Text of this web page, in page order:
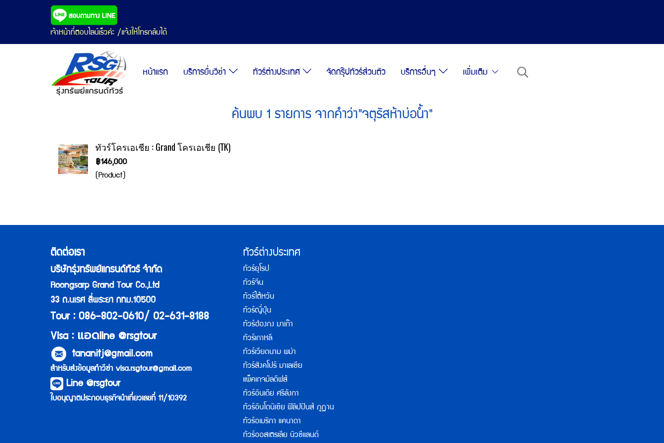
เจ้าหน้าที่ตอบไลน์เร็วค่ะ /แจ้งให้โทรกลับได้
หน้าแรก บริการยื่นวีซ่า ทัวร์ต่างประเทศ จัดกรุ๊ปทัวร์ส่วนตัว บริการอื่นๆ เพิ่มเติม
ค้นพบ 1 รายการ จากคำว่า"จตุรัสห้าบ่อน้ำ"
ทัวร์โครเอเชีย : Grand โครเอเชีย (TK)
฿146,000
(Product)
ติดต่อเรา
บริษัทรุ่งทรัพย์แกรนด์ทัวร์ จำกัด
Roongsarp Grand Tour Co.,Ltd
33 ถ.นเรศ สี่พระยา กทม.10500
Tour : 086-802-0610/ 02-631-8188
Visa : แอดline @rsgtour
tananitj@gmail.com
สำหรับส่งข้อมูลทำวีซ่า visa.rsgtour@gmail.com
Line @rsgtour
ใบอนุญาตประกอบธุรกิจนำเที่ยวเลขที่ 11/10392
ทัวร์ต่างประเทศ
ทัวร์ยุโรป
ทัวร์จีน
ทัวร์ไต้หวัน
ทัวร์ญี่ปุ่น
ทัวร์ฮ่องกง มาเก๊า
ทัวร์เกาหลี
ทัวร์เวียดนาม พม่า
ทัวร์สิงคโปร์ มาเลเซีย
แพ็คเกจมัลดีฟส์
ทัวร์อินเดีย ศรีลังกา
ทัวร์อินโดนิเซีย ฟิลิปปินส์ ภูฏาน
ทัวร์อเมริกา แคนาดา
ทัวร์ออสเตรเลีย นิวซีแลนด์